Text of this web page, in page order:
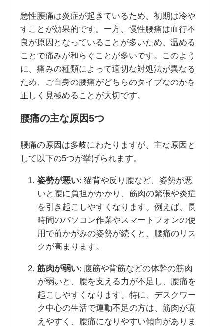
急性腰痛は炎症が起きているため、初期は冷や
すことが効果的です。一方、慢性腰痛は血行不
良が原因となっていることが多いため、温める
ことで痛みが和らぐことが多いです。このよう
に、痛みの種類によって適切な対処法が異なる
ため、ご自身の腰痛がどちらのタイプなのかを
正しく見極めることが大切です。
腰痛の主な原因5つ
腰痛の原因は多岐にわたりますが、主な原因と
して以下の5つが挙げられます。
姿勢が悪い: 猫背や反り腰など、姿勢が悪
いと腰に負担がかかり、筋肉の緊張や炎症
を引き起こしやすくなります。例えば、長
時間のパソコン作業やスマートフォンの使
用で前かがみの姿勢が続くと、腰痛のリス
クが高まります。
筋肉が弱い: 腹筋や背筋などの体幹の筋肉
が弱いと、腰を支える力が不足し、腰痛を
起こしやすくなります。特に、デスクワー
ク中心の生活で運動不足の方は、筋肉が衰
えやすく、腰痛になりやすい傾向がありま